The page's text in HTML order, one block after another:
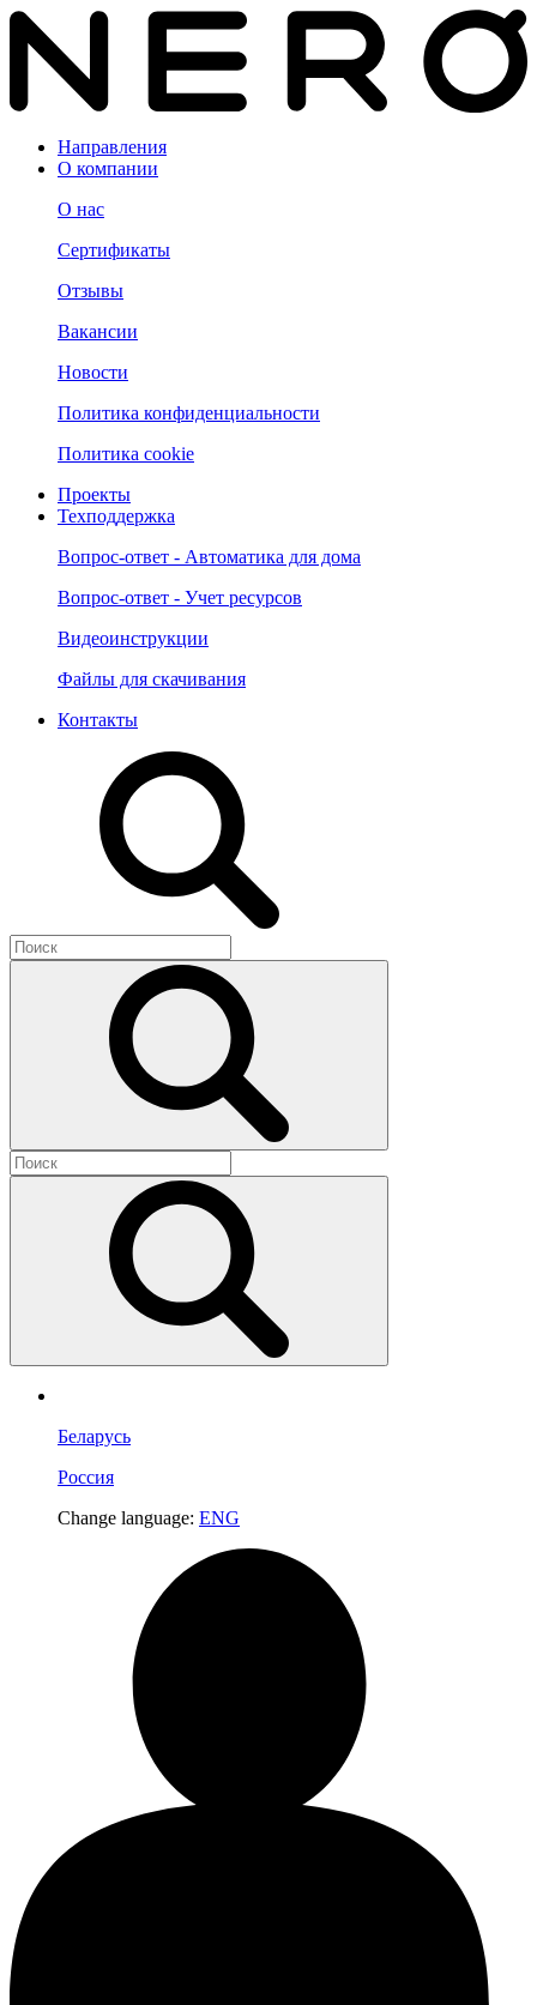
Направления
О компании
О нас
Сертификаты
Отзывы
Вакансии
Новости
Политика конфиденциальности
Политика cookie
Проекты
Техподдержка
Вопрос-ответ - Автоматика для дома
Вопрос-ответ - Учет ресурсов
Видеоинструкции
Файлы для скачивания
Контакты
Беларусь
Россия
Change language: ENG